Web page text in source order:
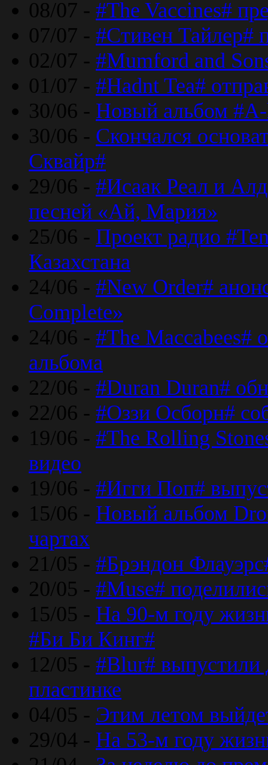
08/07 - #The Vaccines#
07/07 - #Стивен Тайлер#
02/07 - #Mumford and
01/07 - #Hadnt Tea#
30/06 - Новый альбом #A-
30/06 - Скончался
Сквайр#
29/06 - #Исаак Реал и
песней «Ай, Мария»
25/06 - Проект радио
Казахстана
24/06 - #New Order#
Complete»
24/06 - #The Maccabees#
альбома
22/06 - #Duran Duran#
22/06 - #Оззи Осборн#
19/06 - #The Rolling
видео
19/06 - #Игги Поп#
15/06 - Новый альбом
чартах
21/05 - #Брэндон
20/05 - #Muse#
15/05 - На 90-м году
#Би Би Кинг#
12/05 - #Blur# выпустили
пластинке
04/05 - Этим летом
29/04 - На 53-м году